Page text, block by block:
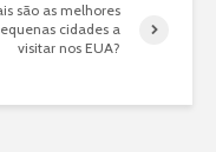
são as melhores
cidades a
visitar nos EUA?